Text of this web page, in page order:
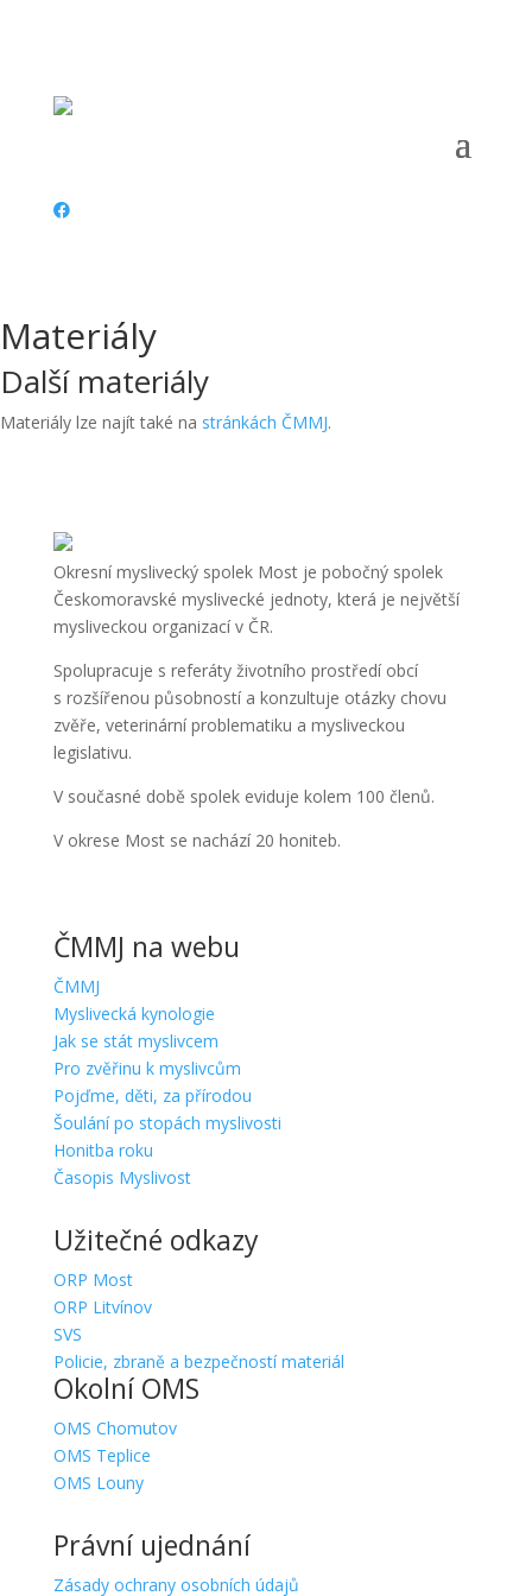
Materiály
Další materiály
Materiály lze najít také na stránkách ČMMJ.
Okresní myslivecký spolek Most je pobočný spolek
Českomoravské myslivecké jednoty, která je největší
mysliveckou organizací v ČR.
Spolupracuje s referáty životního prostředí obcí
s rozšířenou působností a konzultuje otázky chovu
zvěře, veterinární problematiku a mysliveckou
legislativu.
V současné době spolek eviduje kolem 100 členů.
V okrese Most se nachází 20 honiteb.
ČMMJ na webu
ČMMJ
Myslivecká kynologie
Jak se stát myslivcem
Pro zvěřinu k myslivcům
Pojďme, děti, za přírodou
Šoulání po stopách myslivosti
Honitba roku
Časopis Myslivost
Užitečné odkazy
ORP Most
ORP Litvínov
SVS
Policie, zbraně a bezpečností materiál
Okolní OMS
OMS Chomutov
OMS Teplice
OMS Louny
Právní ujednání
Zásady ochrany osobních údajů